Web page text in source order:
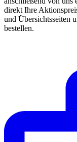
direkt Ihre
und Übersichtsseiten
bestellen.